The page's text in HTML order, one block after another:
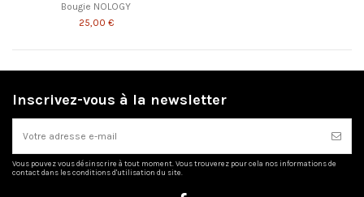
Bougie NOLOGY
25,00 €
Inscrivez-vous à la newsletter
Vous pouvez vous désinscrire à tout moment. Vous trouverez pour cela nos informations de
contact dans les conditions d'utilisation du site.